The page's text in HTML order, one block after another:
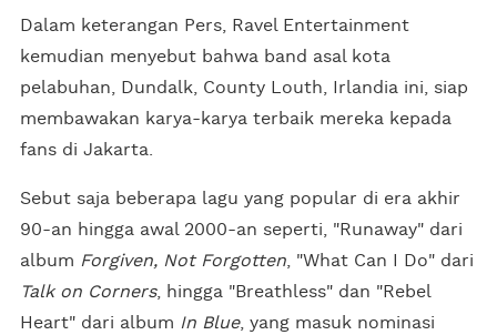
Dalam keterangan Pers, Ravel Entertainment
kemudian menyebut bahwa band asal kota
pelabuhan, Dundalk, County Louth, Irlandia ini, siap
membawakan karya-karya terbaik mereka kepada
fans di Jakarta.
Sebut saja beberapa lagu yang popular di era akhir
90-an hingga awal 2000-an seperti, "Runaway" dari
album Forgiven, Not Forgotten , "What Can I Do" dari
Talk on Corners, hingga "Breathless" dan "Rebel
Heart" dari album In Blue, yang masuk nominasi